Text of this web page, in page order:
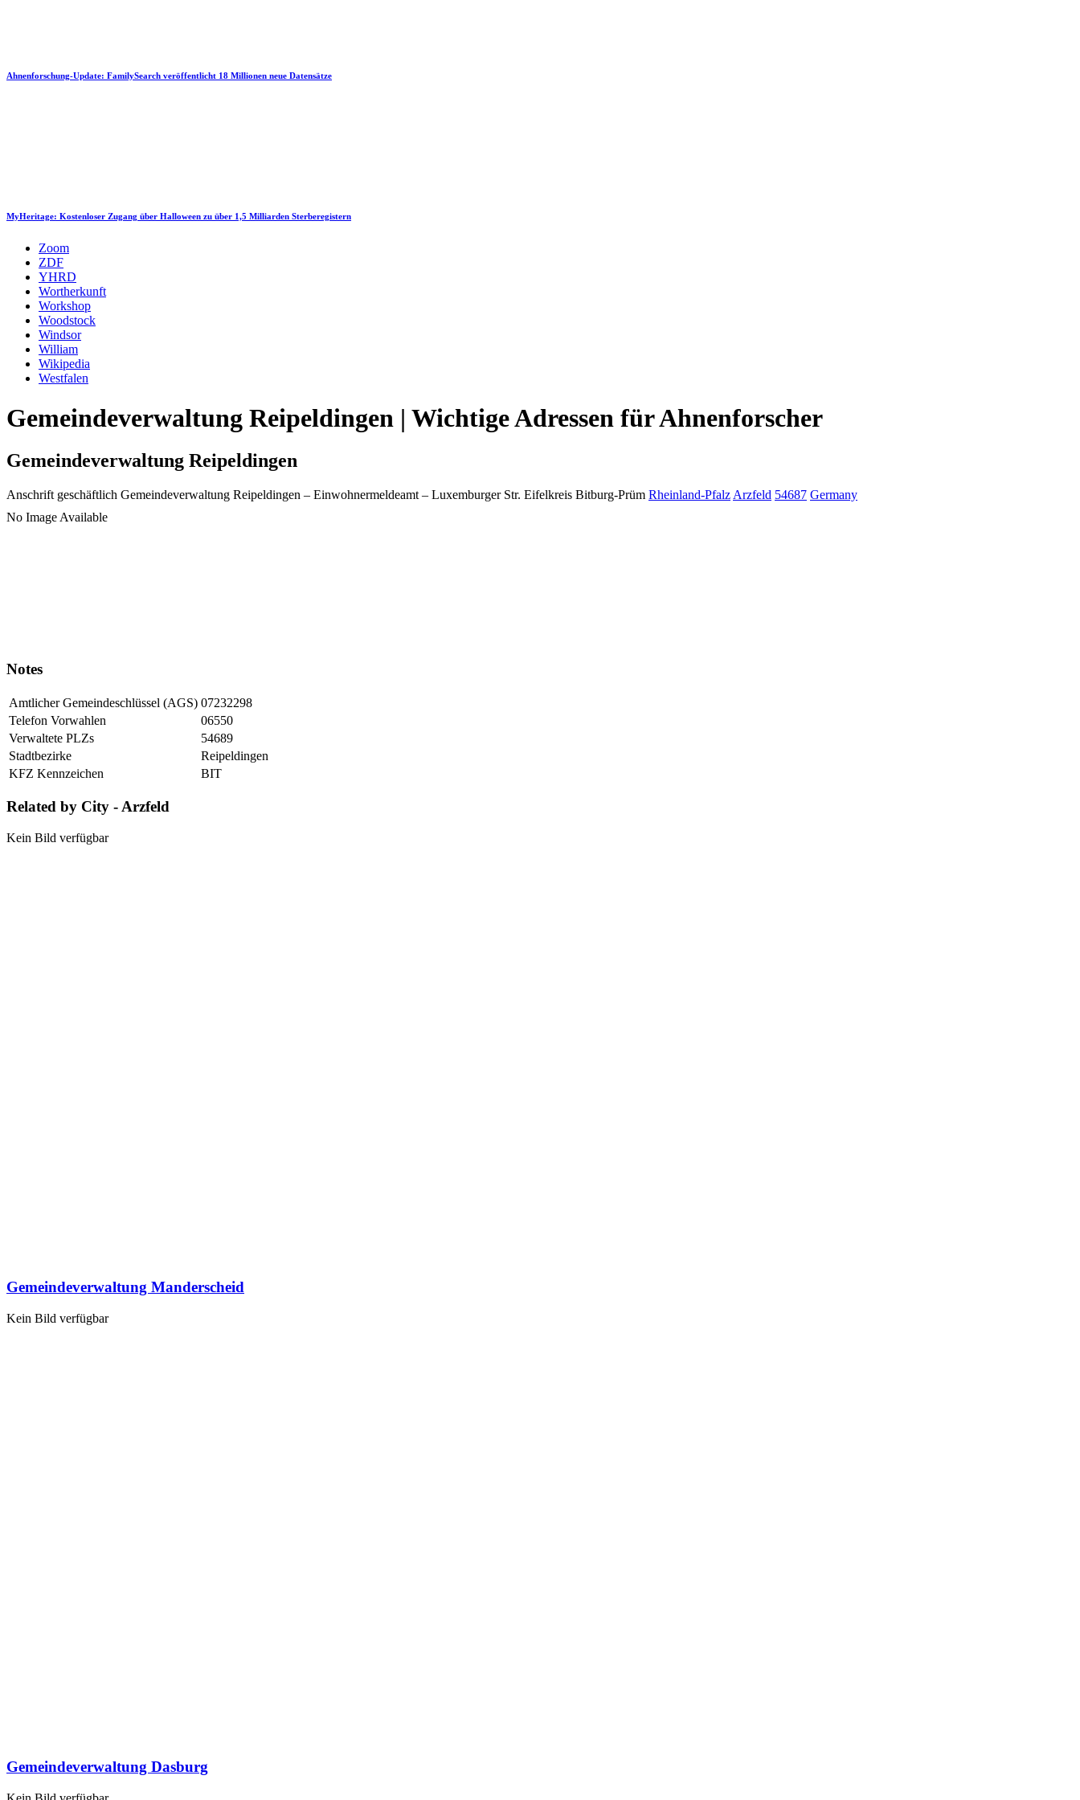
Ahnenforschung-Update: FamilySearch veröffentlicht 18 Millionen neue Datensätze
MyHeritage: Kostenloser Zugang über Halloween zu über 1,5 Milliarden Sterberegistern
Zoom
ZDF
YHRD
Wortherkunft
Workshop
Woodstock
Windsor
William
Wikipedia
Westfalen
Gemeindeverwaltung Reipeldingen | Wichtige Adressen für Ahnenforscher
Gemeindeverwaltung Reipeldingen
Anschrift geschäftlich Gemeindeverwaltung Reipeldingen – Einwohnermeldeamt – Luxemburger Str. Eifelkreis Bitburg-Prüm Rheinland-Pfalz Arzfeld 54687 Germany
No Image Available
Notes
Amtlicher Gemeindeschlüssel (AGS) 07232298
Telefon Vorwahlen
06550
Verwaltete PLZs
54689
Stadtbezirke
Reipeldingen
KFZ Kennzeichen
BIT
Related by City - Arzfeld
Kein Bild verfügbar
Gemeindeverwaltung Manderscheid
Kein Bild verfügbar
Gemeindeverwaltung Dasburg